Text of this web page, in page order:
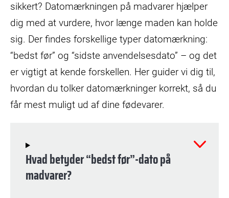
sikkert? Datomærkningen på madvarer hjælper
dig med at vurdere, hvor længe maden kan holde
sig. Der findes forskellige typer datomærkning:
“bedst før” og “sidste anvendelsesdato” – og det
er vigtigt at kende forskellen. Her guider vi dig til,
hvordan du tolker datomærkninger korrekt, så du
får mest muligt ud af dine fødevarer.
Hvad betyder “bedst før”-dato på
madvarer?